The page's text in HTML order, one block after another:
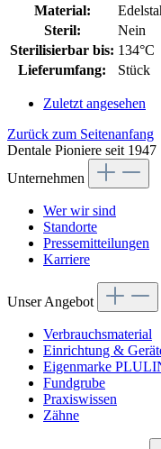
Material:
Steril:
Nein
Sterilisierbar bis: 134°C
Lieferumfang:
Stück
Zuletzt angesehen
Zurück zum Seitenanfang
Dentale Pioniere seit 1947
Unternehmen
Wer wir sind
Standorte
Pressemitteilungen
Karriere
Unser Angebot
Verbrauchsmaterial
Einrichtung &
Eigenmarke
Fundgrube
Praxiswissen
Zähne